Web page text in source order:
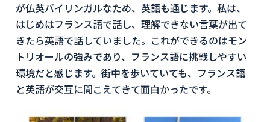
が仏英バイリンガルなため、英語も通じます。私は、
はじめはフランス語で話し、理解できない言葉が出て
きたら英語で話していました。これができるのはモン
トリオールの強みであり、フランス語に挑戦しやすい
環境だと感じます。街中を歩いていても、フランス語
と英語が交互に聞こえてきて面白かったです。